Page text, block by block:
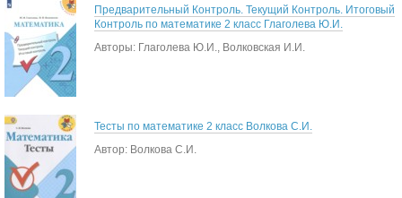
Предварительный Контроль. Текущий Контроль. Итоговый
Контроль по математике 2 класс Глаголева Ю.И.
Авторы: Глаголева Ю.И., Волковская И.И.
Тесты по математике 2 класс Волкова С.И.
Автор: Волкова С.И.